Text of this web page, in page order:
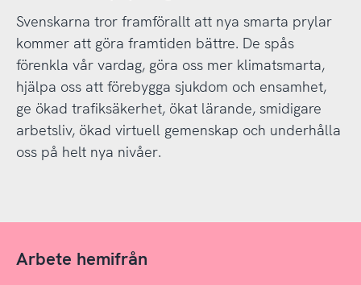
Svenskarna tror framförallt att nya smarta prylar
kommer att göra framtiden bättre. De spås
förenkla vår vardag, göra oss mer klimatsmarta,
hjälpa oss att förebygga sjukdom och ensamhet,
ge ökad trafiksäkerhet, ökat lärande, smidigare
arbetsliv, ökad virtuell gemenskap och underhålla
oss på helt nya nivåer.
Arbete hemifrån